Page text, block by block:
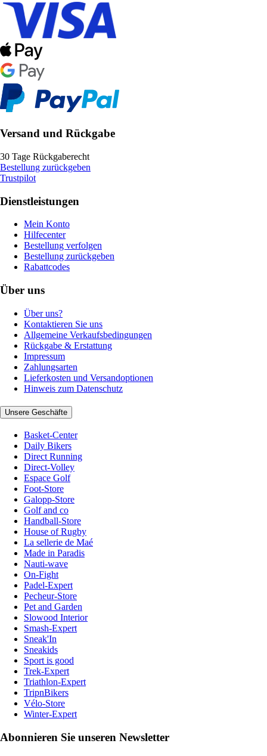
Versand und Rückgabe
30 Tage Rückgaberecht
Bestellung zurückgeben
Trustpilot
Dienstleistungen
Mein Konto
Hilfecenter
Bestellung verfolgen
Bestellung zurückgeben
Rabattcodes
Über uns
Über uns?
Kontaktieren Sie uns
Allgemeine Verkaufsbedingungen
Rückgabe & Erstattung
Impressum
Zahlungsarten
Lieferkosten und Versandoptionen
Hinweis zum Datenschutz
Unsere Geschäfte
Basket-Center
Daily Bikers
Direct Running
Direct-Volley
Espace Golf
Foot-Store
Galopp-Store
Golf and co
Handball-Store
House of Rugby
La sellerie de Maé
Made in Paradis
Nauti-wave
On-Fight
Padel-Expert
Pecheur-Store
Pet and Garden
Slowood Interior
Smash-Expert
Sneak'In
Sneakids
Sport is good
Trek-Expert
Triathlon-Expert
TripnBikers
Vélo-Store
Winter-Expert
Abonnieren Sie unseren Newsletter